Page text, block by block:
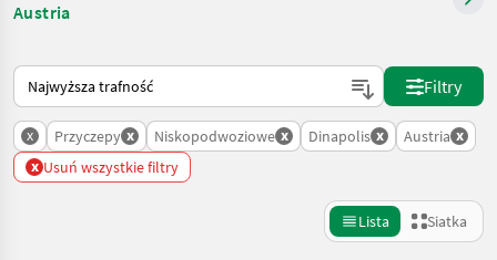
Austria
Tak sortuje się na Landwirt.com
Filtry
x Przyczepy x Niskopodwoziowe x Dinapolis x Austria x
x Usuń wszystkie filtry
Lista Siatka